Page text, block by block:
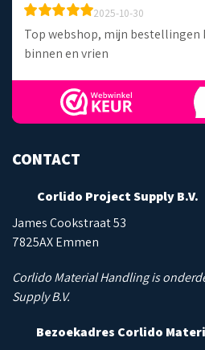
2025-10-30
Top webshop, mijn
binnen en vrien
CONTACT
Corlido Project Supply B.V.
James Cookstraat 53
7825AX Emmen
Corlido Material Handling is
Supply B.V.
Bezoekadres Corlido